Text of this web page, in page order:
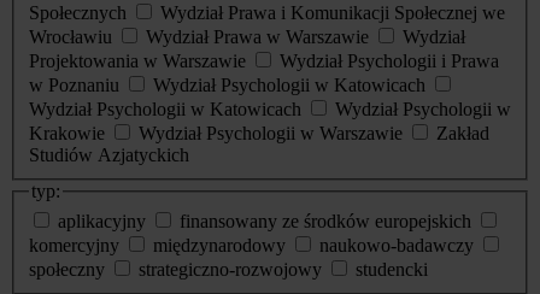
Społecznych
Wydział Prawa i Komunikacji Społecznej we
Wrocławiu
Wydział Prawa w Warszawie
Wydział
Projektowania w Warszawie
Wydział Psychologii i Prawa
w Poznaniu
Wydział Psychologii w Katowicach
Wydział Psychologii w Katowicach
Wydział Psychologii w
Krakowie
Wydział Psychologii w Warszawie
Zakład
Studiów Azjatyckich
typ:
aplikacyjny
finansowany ze środków europejskich
komercyjny
międzynarodowy
naukowo-badawczy
społeczny
strategiczno-rozwojowy
studencki